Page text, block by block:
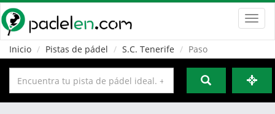
Inicio
Pistas de pádel S.C. Tenerife Paso